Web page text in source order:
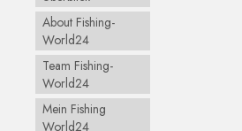
About Fishing-
World24
Team Fishing-
World24
Mein Fishing
World24